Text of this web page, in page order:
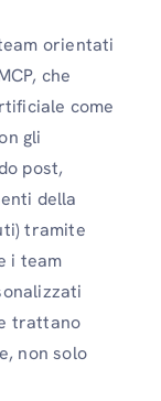
orientati
che
come
gli
post,
della
tramite
i team
trattano
non solo